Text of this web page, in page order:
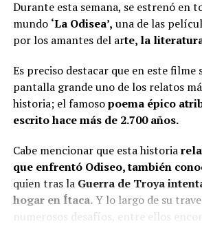
Moria — 14 de agosto
Outer Banks: Temporada 5 —
Cien años de soledad: Parte 2
agosto
Toda la verdad de mis
Jaramillo por un hombre? La
los rumores
Películas
Durante esta semana, se estrenó en
mundo ‘La Odisea’, una de las
por los amantes del arte, la
Es preciso destacar que en este filme
pantalla grande uno de los relatos
historia; el famosopoema épico
escrito hace más de 2.700 años.
Cabe mencionar que esta historia
que enfrentó Odiseo, también
quien tras laGuerra de Troya
hogar en Ítaca.Y lo largo de su
numerosos desafíos, entre ellos